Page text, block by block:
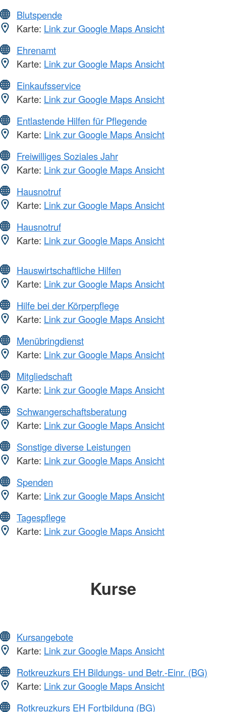
Blutspende
Karte: Link zur Google Maps Ansicht
Ehrenamt
Karte: Link zur Google Maps Ansicht
Einkaufsservice
Karte: Link zur Google Maps Ansicht
Entlastende Hilfen für Pflegende
Karte: Link zur Google Maps Ansicht
Freiwilliges Soziales Jahr
Karte: Link zur Google Maps Ansicht
Hausnotruf
Karte: Link zur Google Maps Ansicht
Hausnotruf
Karte: Link zur Google Maps Ansicht
Hauswirtschaftliche Hilfen
Karte: Link zur Google Maps Ansicht
Hilfe bei der Körperpflege
Karte: Link zur Google Maps Ansicht
Menübringdienst
Karte: Link zur Google Maps Ansicht
Mitgliedschaft
Karte: Link zur Google Maps Ansicht
Schwangerschaftsberatung
Karte: Link zur Google Maps Ansicht
Sonstige diverse Leistungen
Karte: Link zur Google Maps Ansicht
Spenden
Karte: Link zur Google Maps Ansicht
Tagespflege
Karte: Link zur Google Maps Ansicht
Kurse
Kursangebote
Karte: Link zur Google Maps Ansicht
Rotkreuzkurs EH Bildungs- und Betr.-Einr. (BG)
Karte: Link zur Google Maps Ansicht
Rotkreuzkurs EH Fortbildung (BG)